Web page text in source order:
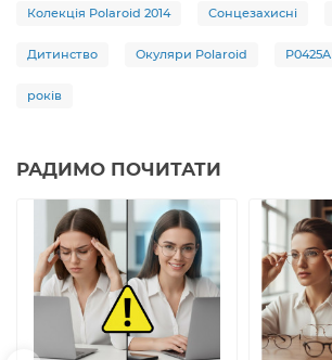
Колекція Polaroid 2014 Сонцезахисні
Дитинство Окуляри Polaroid P0425A
років
РАДИМО ПОЧИТАТИ